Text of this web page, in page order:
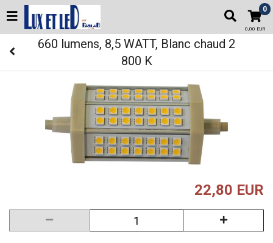
0
0,00 EUR
660 lumens, 8,5 WATT, Blanc chaud 2
800 K
22,80 EUR